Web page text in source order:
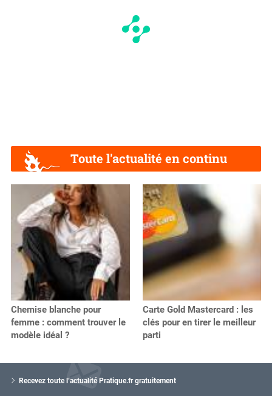
Toute l'actualité en continu
Chemise blanche pour
femme : comment trouver le
modèle idéal ?
Carte Gold Mastercard : les
clés pour en tirer le meilleur
parti
Recevez toute l’actualité Pratique.fr gratuitement
o